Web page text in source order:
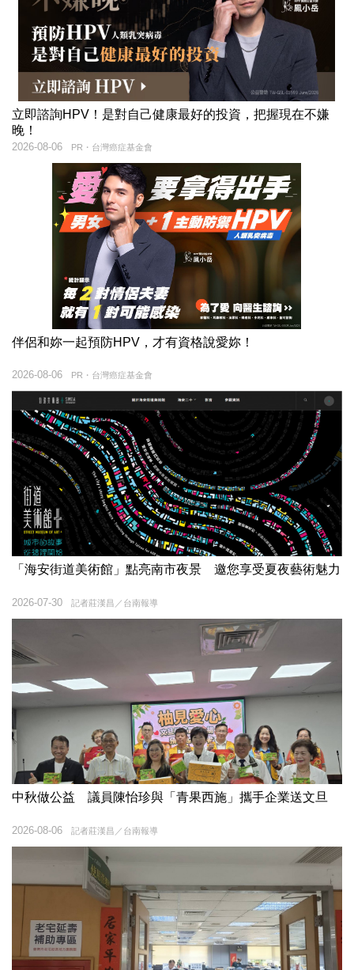
立即諮詢HPV！是對自己健康最好的投資，把握現在不嫌
晚！
PR・台灣癌症基金會
2026-08-06
伴侶和妳一起預防HPV，才有資格說愛妳！
PR・台灣癌症基金會
2026-08-06
「海安街道美術館」點亮南市夜景 邀您享受夏夜藝術魅力
記者莊漢昌／台南報導
2026-07-30
中秋做公益 議員陳怡珍與「青果西施」攜手企業送文旦
記者莊漢昌／台南報導
2026-08-06